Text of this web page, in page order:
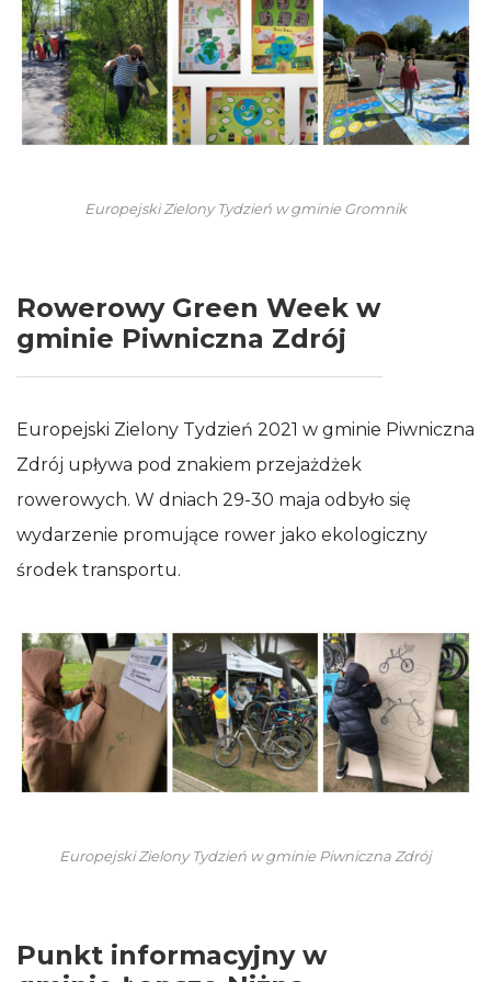
Europejski Zielony Tydzień w gminie Gromnik
Rowerowy Green Week w
gminie Piwniczna Zdrój
Europejski Zielony Tydzień 2021 w gminie Piwniczna
Zdrój upływa pod znakiem przejażdżek
rowerowych. W dniach 29-30 maja odbyło się
wydarzenie promujące rower jako ekologiczny
środek transportu.
Europejski Zielony Tydzień w gminie Piwniczna Zdrój
Punkt informacyjny w